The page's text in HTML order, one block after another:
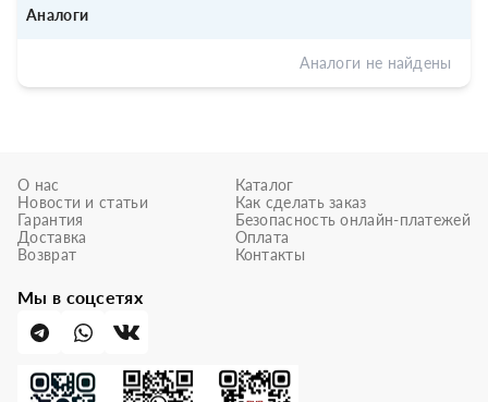
Аналоги
Аналоги не найдены
О нас
Новости и статьи
Гарантия
Доставка
Возврат
Каталог
Как сделать заказ
Безопасность онлайн-платежей
Оплата
Контакты
Мы в соцсетях